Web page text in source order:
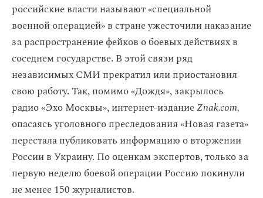
российские власти называют «специальной
военной операцией» в стране ужесточили наказание
за распространение фейков о боевых действиях в
соседнем государстве. В этой связи ряд
независимых СМИ прекратил или приостановил
свою работу. Так, помимо «Дождя», закрылось
радио «Эхо Москвы», интернет-изданиеZnak.com,
опасаясь уголовного преследования «Новая газета»
перестала публиковать информацию о вторжении
России в Украину. По оценкам экспертов, только за
первую неделю боевой операции Россию покинули
не менее 150 журналистов.